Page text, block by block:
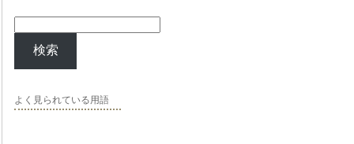
検索
よく見られている用語